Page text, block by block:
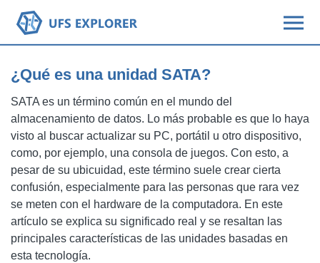
¿Qué es una unidad SATA?
SATA es un término común en el mundo del
almacenamiento de datos. Lo más probable es que lo haya
visto al buscar actualizar su PC, portátil u otro dispositivo,
como, por ejemplo, una consola de juegos. Con esto, a
pesar de su ubicuidad, este término suele crear cierta
confusión, especialmente para las personas que rara vez
se meten con el hardware de la computadora. En este
artículo se explica su significado real y se resaltan las
principales características de las unidades basadas en
esta tecnología.